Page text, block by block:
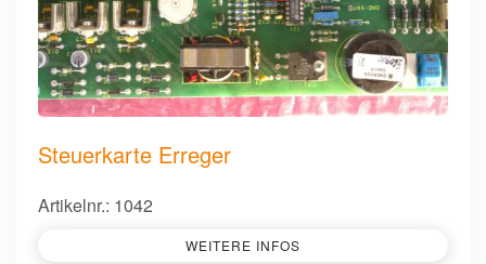
Steuerkarte Erreger
Artikelnr.: 1042
WEITERE INFOS